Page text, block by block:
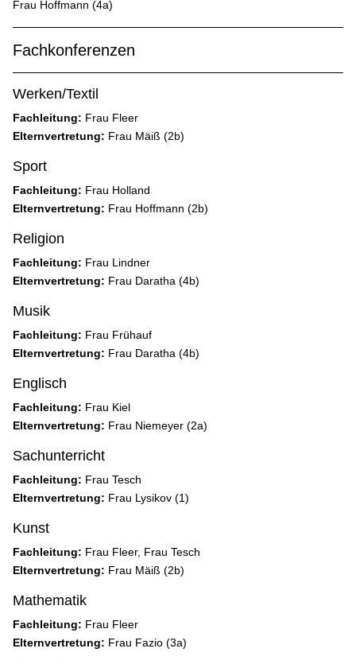
Frau Hoffmann (4a)
Fachkonferenzen
Werken/Textil
Fachleitung: Frau Fleer
Elternvertretung: Frau Mäiß (2b)
Sport
Fachleitung: Frau Holland
Elternvertretung: Frau Hoffmann (2b)
Religion
Fachleitung: Frau Lindner
Elternvertretung: Frau Daratha (4b)
Musik
Fachleitung: Frau Frühauf
Elternvertretung: Frau Daratha (4b)
Englisch
Fachleitung: Frau Kiel
Elternvertretung: Frau Niemeyer (2a)
Sachunterricht
Fachleitung: Frau Tesch
Elternvertretung: Frau Lysikov (1)
Kunst
Fachleitung: Frau Fleer, Frau Tesch
Elternvertretung: Frau Mäiß (2b)
Mathematik
Fachleitung: Frau Fleer
Elternvertretung: Frau Fazio (3a)